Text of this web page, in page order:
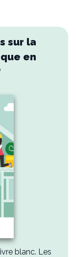
sur la
en
blanc. Les